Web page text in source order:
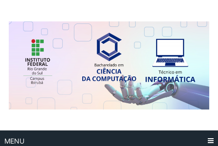
MENU